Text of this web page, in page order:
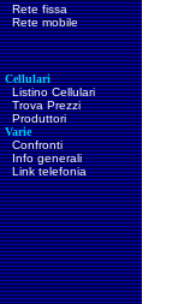
Rete fissa
Rete mobile
Cellulari
Listino Cellulari
Trova Prezzi
Produttori
Varie
Confronti
Info generali
Link telefonia